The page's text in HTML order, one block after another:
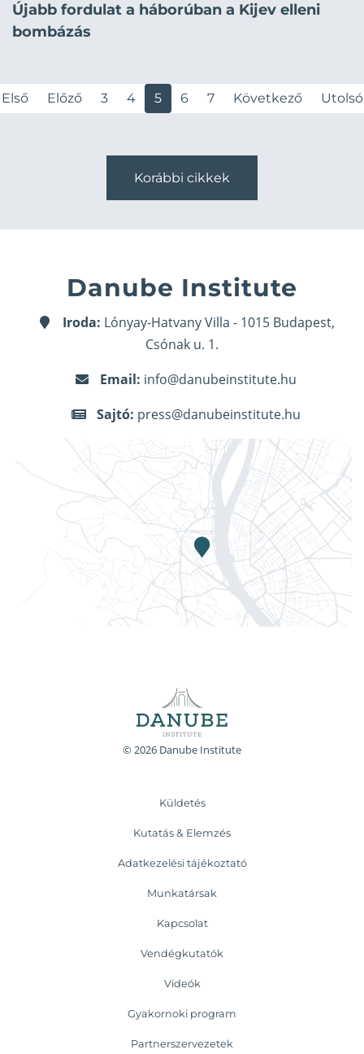
Újabb fordulat a háborúban a Kijev elleni
bombázás
Első Előző 3 4 5 6 7 Következő Utolsó
Korábbi cikkek
Danube Institute
Iroda: Lónyay-Hatvany Villa - 1015 Budapest,
Csónak u. 1.
Email: info@danubeinstitute.hu
Sajtó: press@danubeinstitute.hu
© 2026 Danube Institute
Küldetés
Kutatás & Elemzés
Adatkezelési tájékoztató
Munkatársak
Kapcsolat
Vendégkutatók
Videók
Gyakornoki program
Partnerszervezetek